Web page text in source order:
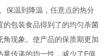
保温到降温，任意点的热分
包装食品得到了的均匀杀菌
现象。使产品的保质期更加
传递的均一性，减少了F值